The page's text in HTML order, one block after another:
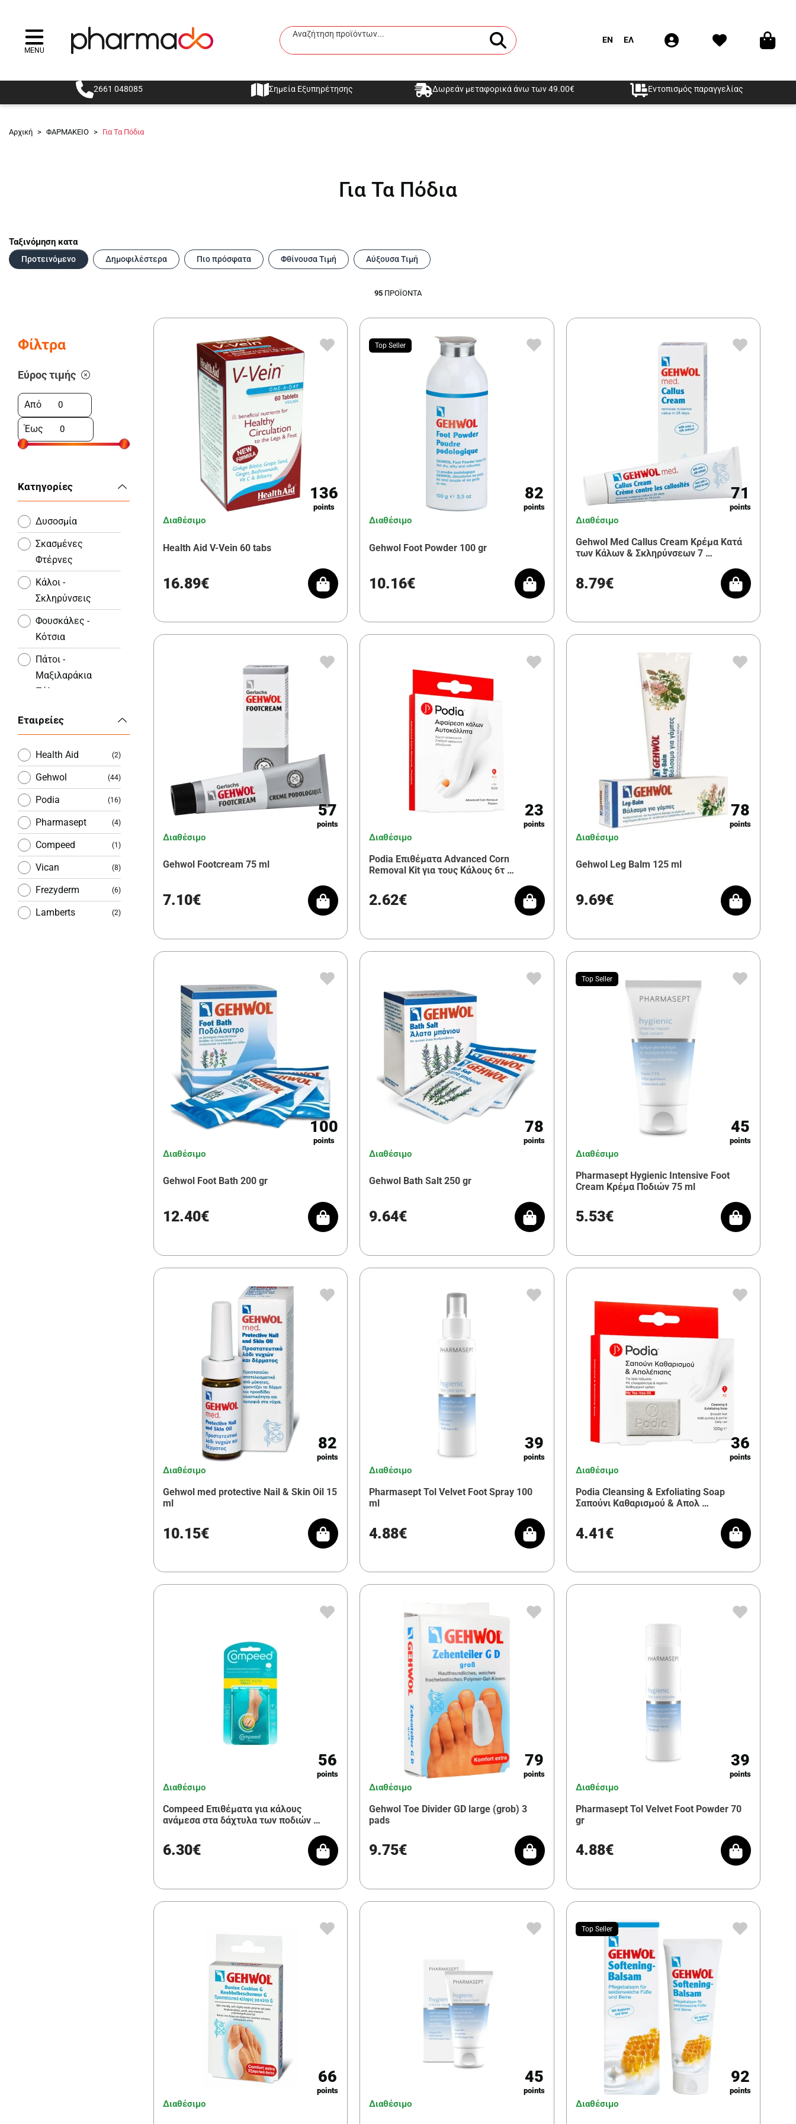
Menu
MENU
Αναζήτηση προϊόντων...
EN ΕΛ
2661 048085 Σημεία Εξυπηρέτησης Δωρεάν μεταφορικά άνω των 49.00€ Εντοπισμός παραγγελίας
Αναζήτηση
Αρχική > ΦΑΡΜΑΚΕΙΟ > Για Τα Πόδια
Για Τα Πόδια
Ταξινόμηση κατα
Προτεινόμενο Δημοφιλέστερα Πιο πρόσφατα Φθίνουσα Τιμή Αύξουσα Τιμή
95 ΠΡΟΪΌΝΤΑ
Φίλτρα
Εύρος τιμής
Από
Έως
Κατηγορίες
Δυσοσμία
Σκασμένες
Φτέρνες
Κάλοι -
Σκληρύνσεις
Φουσκάλες -
Κότσια
Πάτοι -
Μαξιλαράκια
Πέλματος
Κουρασμένα &
Μύκητες
Ποδιών -
Νυχιών
Εταιρείες
Health Aid (2)
Gehwol (44)
Podia (16)
Pharmasept (4)
Compeed (1)
Vican (8)
Frezyderm (6)
Lamberts (2)
136
points
Διαθέσιμο
Health Aid V-Vein 60 tabs
16.89€
Top Seller
82
points
Διαθέσιμο
Gehwol Foot Powder 100 gr
10.16€
71
points
Διαθέσιμο
Gehwol Med Callus Cream Κρέμα Κατά
των Κάλων & Σκληρύνσεων 7 …
8.79€
57
points
Διαθέσιμο
Gehwol Footcream 75 ml
7.10€
23
points
Διαθέσιμο
Podia Επιθέματα Advanced Corn
Removal Kit για τους Κάλους 6τ …
2.62€
78
points
Διαθέσιμο
Gehwol Leg Balm 125 ml
9.69€
100
points
Διαθέσιμο
Gehwol Foot Bath 200 gr
12.40€
78
points
Διαθέσιμο
Gehwol Bath Salt 250 gr
9.64€
Top Seller
45
points
Διαθέσιμο
Pharmasept Hygienic Intensive Foot
Cream Κρέμα Ποδιών 75 ml
5.53€
82
points
Διαθέσιμο
Gehwol med protective Nail & Skin Oil 15
ml
10.15€
39
points
Διαθέσιμο
Pharmasept Tol Velvet Foot Spray 100
ml
4.88€
36
points
Διαθέσιμο
Podia Cleansing & Exfoliating Soap
Σαπούνι Καθαρισμού & Απολ …
4.41€
56
points
Διαθέσιμο
Compeed Επιθέματα για κάλους
ανάμεσα στα δάχτυλα των ποδιών …
6.30€
79
points
Διαθέσιμο
Gehwol Toe Divider GD large (grob) 3
pads
9.75€
39
points
Διαθέσιμο
Pharmasept Tol Velvet Foot Powder 70
gr
4.88€
66
points
Διαθέσιμο
45
points
Διαθέσιμο
Top Seller
92
points
Διαθέσιμο